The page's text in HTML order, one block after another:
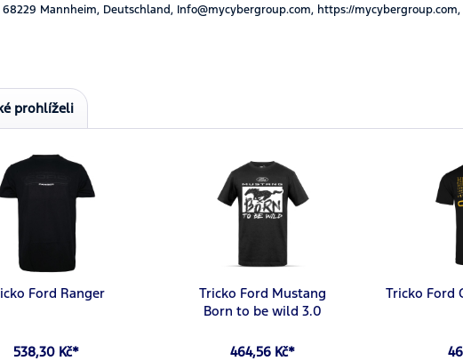
Mannheim, Deutschland, Info@mycybergroup.com, https://
prohlíželi
Ford Ranger
538,30 Kč*
Tricko Ford Mustang
Born to be wild 3.0
464,56 Kč*
Tricko Ford